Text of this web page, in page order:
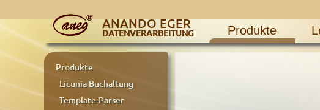
ANANDO EGER
DATENVERARBEITUNG Produkte
Produkte
Licunia Buchaltung
Template-Parser